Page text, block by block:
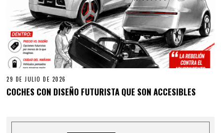
29 DE JULIO DE 2026
COCHES CON DISEÑO FUTURISTA QUE SON ACCESIBLES